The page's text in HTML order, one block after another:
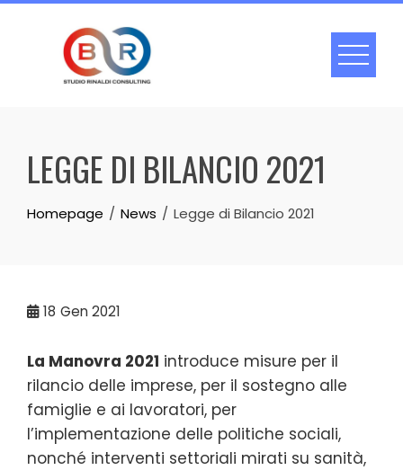
Skip
LEGGE DI BILANCIO 2021
Homepage News Legge di Bilancio 2021
18 Gen 2021
La Manovra 2021 introduce misure per il
rilancio delle imprese, per il sostegno alle
famiglie e ai lavoratori, per
l’implementazione delle politiche sociali,
nonché interventi settoriali mirati su sanità,